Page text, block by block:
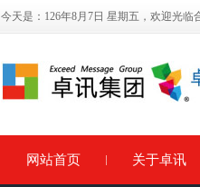
今天是：126年8月7日 星期五，欢迎光临
网站首页 关于卓讯